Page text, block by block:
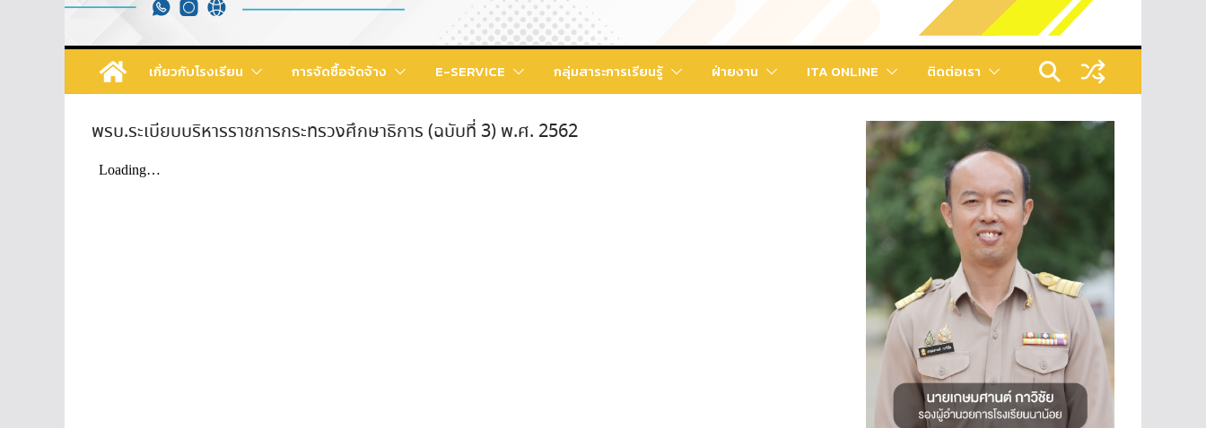
เกี่ยวกับโรงเรียน การจัดซื้อจัดจ้าง E-SERVICE กลุ่มสาระการเรียนรู้ ฝ่ายงาน ITA ONLINE ติดต่อเรา
พรบ.ระเบียบบริหารราชการกระทรวงศึกษาธิการ (ฉบับที่ 3) พ.ศ. 2562